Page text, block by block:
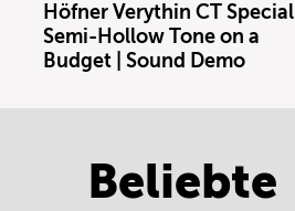
Höfner Verythin CT Special |
Semi-Hollow Tone on a
Budget | Sound Demo
Beliebte